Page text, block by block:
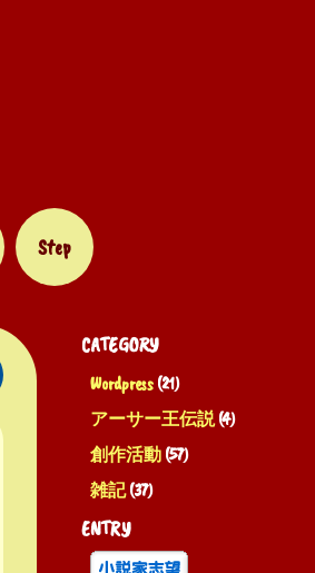
Step
CATEGORY
Wordpress (21)
アーサー王伝説(4)
創作活動 (57)
雑記(37)
ENTRY